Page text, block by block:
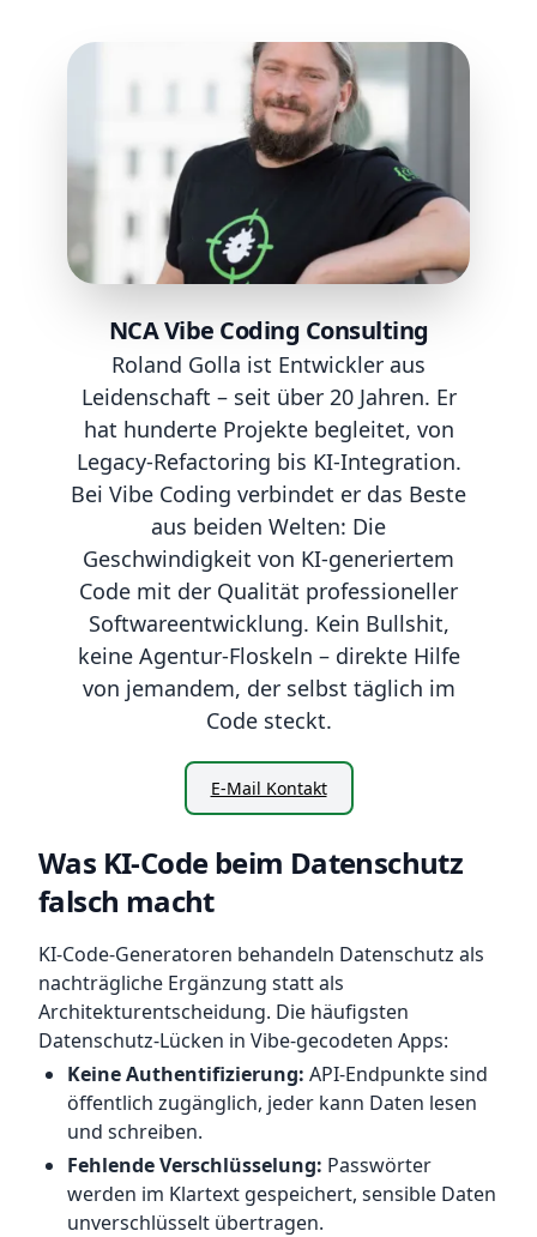
NCA Vibe Coding Consulting
Roland Golla ist Entwickler aus
Leidenschaft – seit über 20 Jahren. Er
hat hunderte Projekte begleitet, von
Legacy-Refactoring bis KI-Integration.
Bei Vibe Coding verbindet er das Beste
aus beiden Welten: Die
Geschwindigkeit von KI-generiertem
Code mit der Qualität professioneller
Softwareentwicklung. Kein Bullshit,
keine Agentur-Floskeln – direkte Hilfe
von jemandem, der selbst täglich im
Code steckt.
E-Mail Kontakt
Was KI-Code beim Datenschutz
falsch macht
KI-Code-Generatoren behandeln Datenschutz als
nachträgliche Ergänzung statt als
Architekturentscheidung. Die häufigsten
Datenschutz-Lücken in Vibe-gecodeten Apps:
Keine Authentifizierung: API-Endpunkte sind
öffentlich zugänglich, jeder kann Daten lesen
und schreiben.
Fehlende Verschlüsselung: Passwörter
werden im Klartext gespeichert, sensible Daten
unverschlüsselt übertragen.